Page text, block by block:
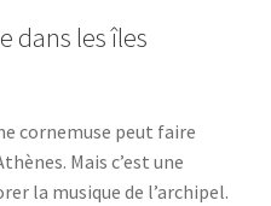
dans les îles
cornemuse peut faire
Mais c’est une
la musique de l’archipel.